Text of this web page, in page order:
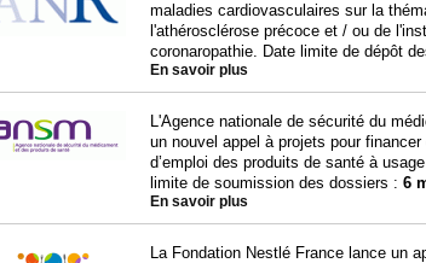
maladies cardiovasculaires sur la
l'athérosclérose précoce et / ou de
coronaropathie. Date limite de dépôt
En savoir plus
L'Agence nationale de sécurité du
un nouvel appel à projets pour
d’emploi des produits de santé à
limite de soumission des dossiers : 6
En savoir plus
La Fondation Nestlé France lance un